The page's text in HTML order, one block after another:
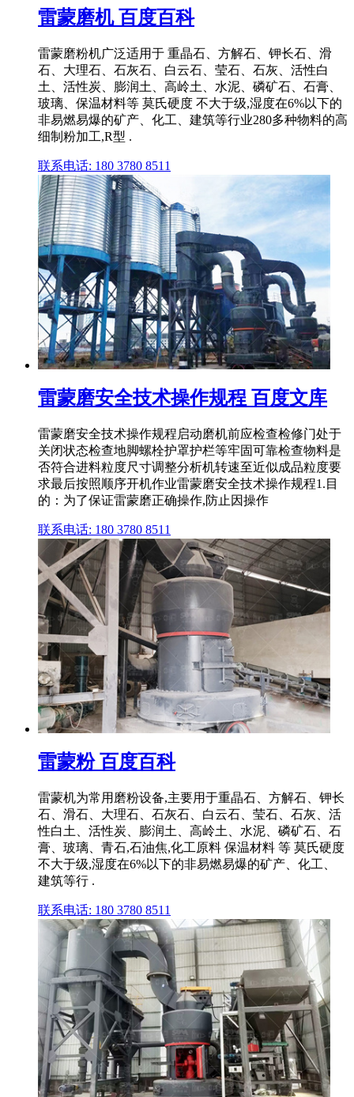
雷蒙磨机 百度百科
雷蒙磨粉机广泛适用于 重晶石、方解石、钾长石、滑
石、大理石、石灰石、白云石、莹石、石灰、活性白
土、活性炭、膨润土、高岭土、水泥、磷矿石、石膏、
玻璃、保温材料等 莫氏硬度 不大于级,湿度在6%以下的
非易燃易爆的矿产、化工、建筑等行业280多种物料的高
细制粉加工,R型 .
联系电话: 180 3780 8511
雷蒙磨安全技术操作规程 百度文库
雷蒙磨安全技术操作规程启动磨机前应检查检修门处于
关闭状态检查地脚螺栓护罩护栏等牢固可靠检查物料是
否符合进料粒度尺寸调整分析机转速至近似成品粒度要
求最后按照顺序开机作业雷蒙磨安全技术操作规程1.目
的：为了保证雷蒙磨正确操作,防止因操作
联系电话: 180 3780 8511
雷蒙粉 百度百科
雷蒙机为常用磨粉设备,主要用于重晶石、方解石、钾长
石、滑石、大理石、石灰石、白云石、莹石、石灰、活
性白土、活性炭、膨润土、高岭土、水泥、磷矿石、石
膏、玻璃、青石,石油焦,化工原料 保温材料 等 莫氏硬度
不大于级,湿度在6%以下的非易燃易爆的矿产、化工、
建筑等行 .
联系电话: 180 3780 8511